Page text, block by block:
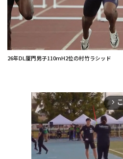
26年DL厦門男子110mH2位の村竹ラシッド
arrow_forward_ios